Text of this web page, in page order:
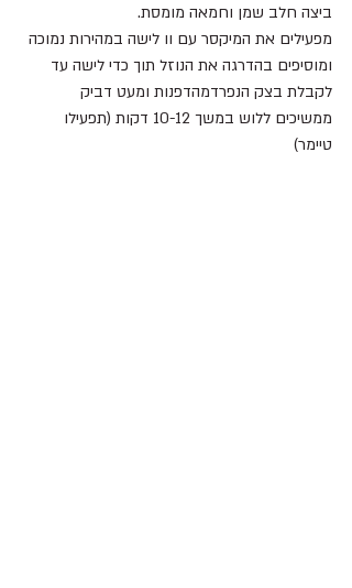
ביצה חלב שמן וחמאה מומסת.
מפעילים את המיקסר עם וו לישה במהירות נמוכה
ומוסיפים בהדרגה את הנוזל תוך כדי לישה עד
לקבלת בצק הנפרדמהדפנות ומעט דביק
ממשיכים ללוש במשך 10-12 דקות (תפעילו
טיימר)